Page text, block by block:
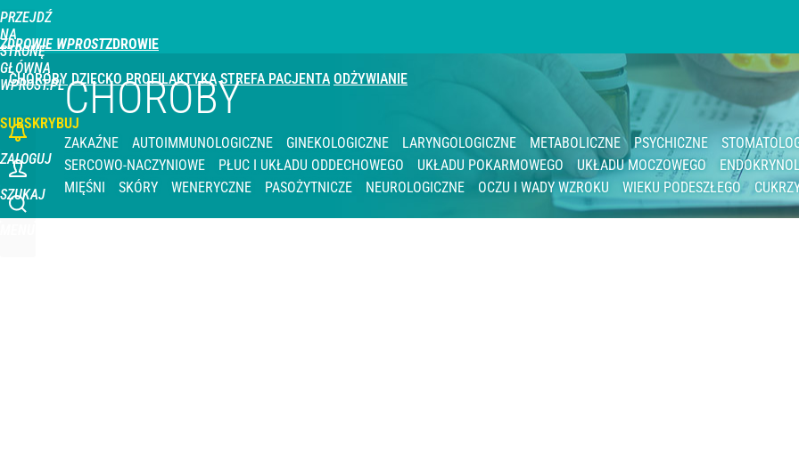
PRZEJDŹ
NA
STRONĘ
GŁÓWNĄ
WPROST.PL
ZDROWIE WPROST
CHOROBY DZIECKO PROFILAKTYKA STREFA PACJENTA ODŻYWIANIE
SUBSKRYBUJ
ZALOGUJ
SZUKAJ
CHOROBY
ZAKAŹNE AUTOIMMUNOLOGICZNE GINEKOLOGICZNE LARYNGOLOGICZNE METABOLICZNE PSYCHICZNE
SERCOWO-NACZYNIOWE
PŁUC I UKŁADU ODDECHOWEGO UKŁADU POKARMOWEGO UKŁADU MOCZOWEGO
MIĘŚNI
SKÓRY WENERYCZNE PASOŻYTNICZE NEUROLOGICZNE OCZU I WADY WZROKU WIEKU PODESZŁEGO